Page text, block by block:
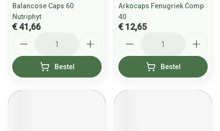
Balancose Caps 60
Nutriphyt
€ 41,66
Bestel
Arkocaps Fenugriek Comp
40
€ 12,65
Bestel